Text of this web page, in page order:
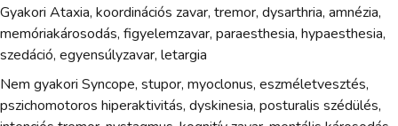
Gyakori Ataxia, koordinációs zavar, tremor, dysarthria, amnézia,
memóriakárosodás, figyelemzavar, paraesthesia, hypaesthesia,
szedáció, egyensúlyzavar, letargia
Nem gyakori Syncope, stupor, myoclonus, eszméletvesztés,
pszichomotoros hiperaktivitás, dyskinesia, posturalis szédülés,